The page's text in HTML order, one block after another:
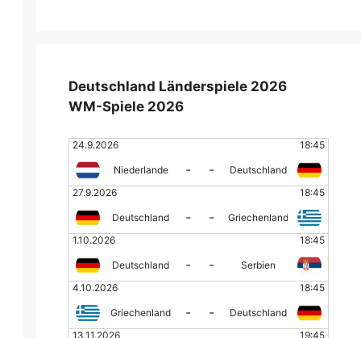
der Nummer 3:
Deutschland Länderspiele 2026
WM-Spiele 2026
24.9.2026 18:45
Niederlande - -
Deutschland
27.9.2026
18:45
Deutschland - -
Griechenland
1.10.2026
18:45
Deutschland - -
Serbien
4.10.2026
18:45
Griechenland - -
Deutschland
13.11.2026
19:45